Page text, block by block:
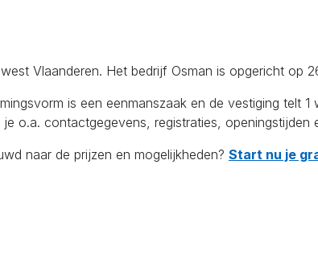
Vlaanderen. Het bedrijf Osman is opgericht op
is een eenmanszaak en de vestiging telt
o.a. contactgegevens, registraties, openingstijden
naar de prijzen en mogelijkheden? Start nu je